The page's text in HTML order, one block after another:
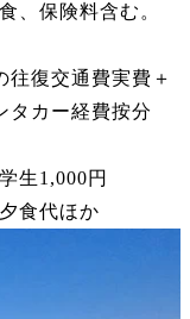
、保険料含む。
復交通費実費＋
タカー経費按分
生1,000円
食代ほか